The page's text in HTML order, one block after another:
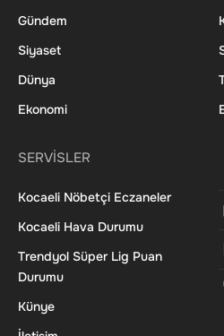
Gündem
Siyaset
Dünya
Ekonomi
SERVİSLER
Kocaeli Nöbetçi Eczaneler
Kocaeli Hava Durumu
Trendyol Süper Lig Puan
Durumu
Künye